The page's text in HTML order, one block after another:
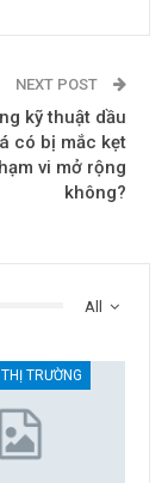
NEXT POST
kỹ thuật dầu
có bị mắc kẹt
vi mở rộng
không?
All
TRƯỜNG